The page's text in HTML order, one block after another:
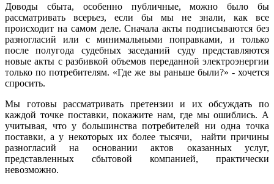
Доводы сбыта, особенно публичные, можно было бы
рассматривать всерьез, если бы мы не знали, как все
происходит на самом деле. Сначала акты подписываются без
разногласий или с минимальными поправками, и только
после полугода судебных заседаний суду представляются
новые акты с разбивкой объемов переданной электроэнергии
только по потребителям. «Где же вы раньше были?» - хочется
спросить.
Мы готовы рассматривать претензии и их обсуждать по
каждой точке поставки, покажите нам, где мы ошиблись. А
учитывая, что у большинства потребителей ни одна точка
поставки, а у некоторых их более тысячи, найти причины
разногласий на основании актов оказанных услуг,
представленных сбытовой компанией, практически
невозможно.